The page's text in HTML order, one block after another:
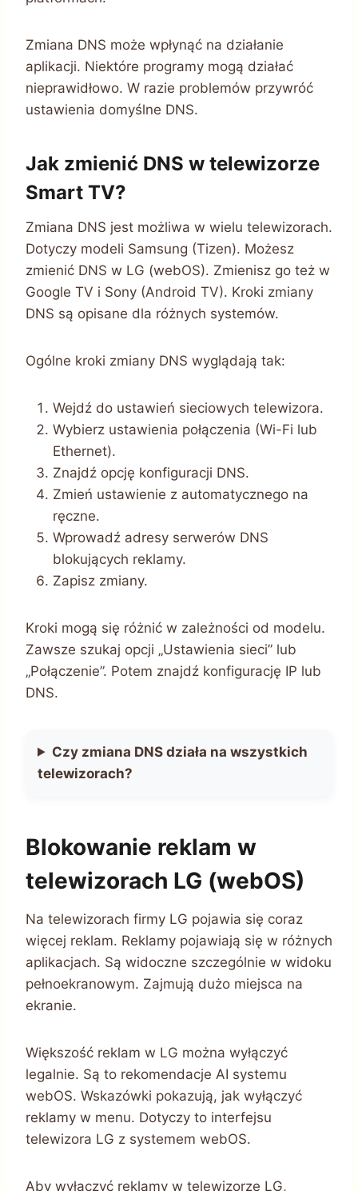
Zmiana DNS może wpłynąć na działanie
aplikacji. Niektóre programy mogą działać
nieprawidłowo. W razie problemów przywróć
ustawienia domyślne DNS.
Jak zmienić DNS w telewizorze
Smart TV?
Zmiana DNS jest możliwa w wielu telewizorach.
Dotyczy modeli Samsung (Tizen). Możesz
zmienić DNS w LG (webOS). Zmienisz go też w
Google TV i Sony (Android TV). Kroki zmiany
DNS są opisane dla różnych systemów.
Ogólne kroki zmiany DNS wyglądają tak:
Wejdź do ustawień sieciowych telewizora.
Wybierz ustawienia połączenia (Wi-Fi lub
Ethernet).
Znajdź opcję konfiguracji DNS.
Zmień ustawienie z automatycznego na
ręczne.
Wprowadź adresy serwerów DNS
blokujących reklamy.
Zapisz zmiany.
Kroki mogą się różnić w zależności od modelu.
Zawsze szukaj opcji „Ustawienia sieci” lub
„Połączenie”. Potem znajdź konfigurację IP lub
DNS.
Czy zmiana DNS działa na wszystkich
telewizorach?
Blokowanie reklam w
telewizorach LG (webOS)
Na telewizorach firmy LG pojawia się coraz
więcej reklam. Reklamy pojawiają się w różnych
aplikacjach. Są widoczne szczególnie w widoku
pełnoekranowym. Zajmują dużo miejsca na
ekranie.
Większość reklam w LG można wyłączyć
legalnie. Są to rekomendacje AI systemu
webOS. Wskazówki pokazują, jak wyłączyć
reklamy w menu. Dotyczy to interfejsu
telewizora LG z systemem webOS.
Aby wyłączyć reklamy w telewizorze LG,